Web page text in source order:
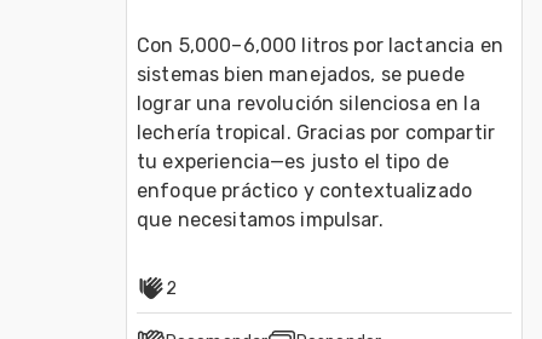
Con 5,000–6,000 litros por lactancia en
sistemas bien manejados, se puede
lograr una revolución silenciosa en la
lechería tropical. Gracias por compartir
tu experiencia—es justo el tipo de
enfoque práctico y contextualizado
que necesitamos impulsar.
2